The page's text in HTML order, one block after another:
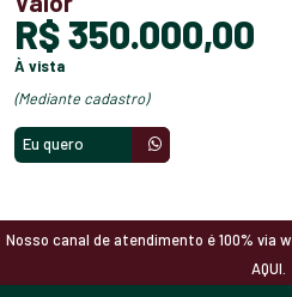
R$ 350.000,00
à vista
(mediante cadastro)
Eu quero
Nosso canal de atendimento é 100% via
AQUI.